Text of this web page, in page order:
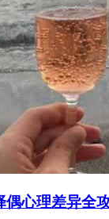
偶心理差异全